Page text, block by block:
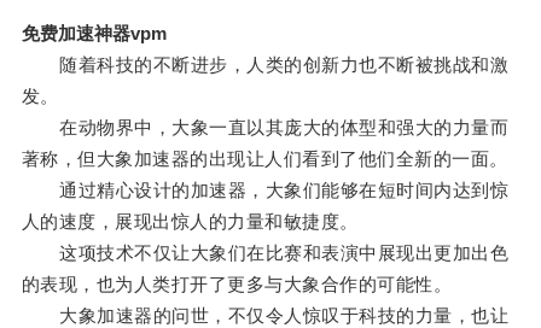
免费加速神器vpm
随着科技的不断进步，人类的创新力也不断被挑战和激
发。
在动物界中，大象一直以其庞大的体型和强大的力量而
著称，但大象加速器的出现让人们看到了他们全新的一面。
通过精心设计的加速器，大象们能够在短时间内达到惊
人的速度，展现出惊人的力量和敏捷度。
这项技术不仅让大象们在比赛和表演中展现出更加出色
的表现，也为人类打开了更多与大象合作的可能性。
大象加速器的问世，不仅令人惊叹于科技的力量，也让